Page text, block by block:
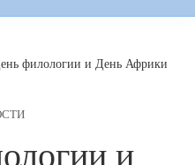
филологии и День Африки
и